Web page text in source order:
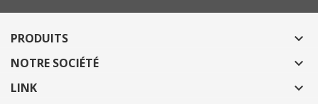
PRODUITS 
NOTRE SOCIÉTÉ 
LINK 